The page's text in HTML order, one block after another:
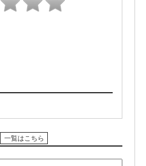
一覧はこちら